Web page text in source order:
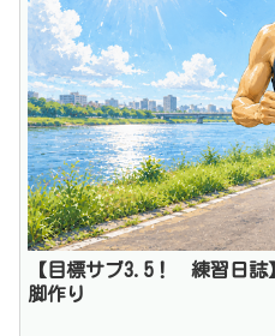
【目標サブ3.5！ 練習日
脚作り